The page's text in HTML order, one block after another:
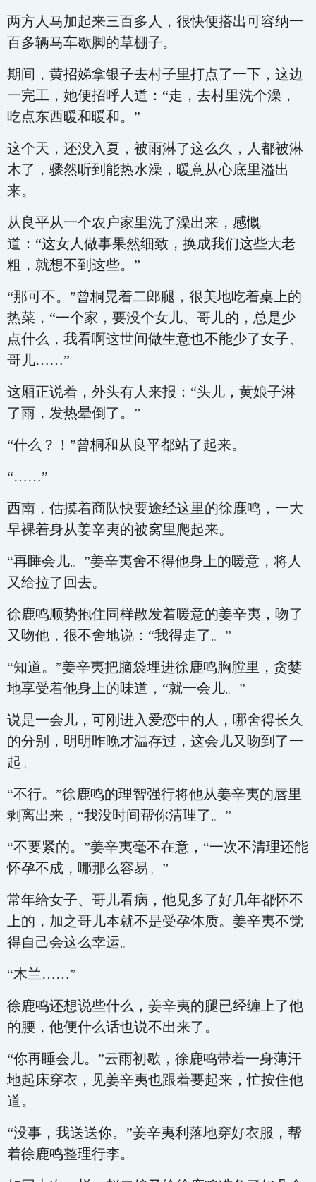
两方人马加起来三百多人，很快便搭出可容纳一
百多辆马车歇脚的草棚子。
期间，黄招娣拿银子去村子里打点了一下，这边
一完工，她便招呼人道：“走，去村里洗个澡，
吃点东西暖和暖和。”
这个天，还没入夏，被雨淋了这么久，人都被淋
木了，骤然听到能热水澡，暖意从心底里溢出
来。
从良平从一个农户家里洗了澡出来，感慨
道：“这女人做事果然细致，换成我们这些大老
粗，就想不到这些。”
“那可不。”曾桐晃着二郎腿，很美地吃着桌上的
热菜，“一个家，要没个女儿、哥儿的，总是少
点什么，我看啊这世间做生意也不能少了女子、
哥儿……”
这厢正说着，外头有人来报：“头儿，黄娘子淋
了雨，发热晕倒了。”
“什么？！”曾桐和从良平都站了起来。
“……”
西南，估摸着商队快要途经这里的徐鹿鸣，一大
早裸着身从姜辛夷的被窝里爬起来。
“再睡会儿。”姜辛夷舍不得他身上的暖意，将人
又给拉了回去。
徐鹿鸣顺势抱住同样散发着暖意的姜辛夷，吻了
又吻他，很不舍地说：“我得走了。”
“知道。”姜辛夷把脑袋埋进徐鹿鸣胸膛里，贪婪
地享受着他身上的味道，“就一会儿。”
说是一会儿，可刚进入爱恋中的人，哪舍得长久
的分别，明明昨晚才温存过，这会儿又吻到了一
起。
“不行。”徐鹿鸣的理智强行将他从姜辛夷的唇里
剥离出来，“我没时间帮你清理了。”
“不要紧的。”姜辛夷毫不在意，“一次不清理还能
怀孕不成，哪那么容易。”
常年给女子、哥儿看病，他见多了好几年都怀不
上的，加之哥儿本就不是受孕体质。姜辛夷不觉
得自己会这么幸运。
“木兰……”
徐鹿鸣还想说些什么，姜辛夷的腿已经缠上了他
的腰，他便什么话也说不出来了。
“你再睡会儿。”云雨初歇，徐鹿鸣带着一身薄汗
地起床穿衣，见姜辛夷也跟着要起来，忙按住他
道。
“没事，我送送你。”姜辛夷利落地穿好衣服，帮
着徐鹿鸣整理行李。